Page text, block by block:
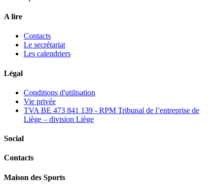
A lire
Contacts
Le secrétariat
Les calendriers
Légal
Conditions d'utilisation
Vie privée
TVA BE 473 841 139 - RPM Tribunal de l’entreprise de
Liège – division Liège
Social
Contacts
Maison des Sports